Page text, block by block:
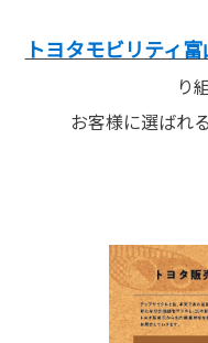
トヨタモビリティ富
り
お客様に選ばれ